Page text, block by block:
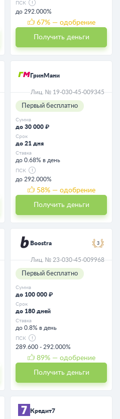
ПСК
до 292.000%
67% — одобрение
Получить деньги
ГринМани
Лиц. № 19-030-45-009345
Первый бесплатно
Сумма
до 30 000 ₽
Срок
до 21 дня
Ставка
до 0.68% в день
ПСК
до 292.000%
58% — одобрение
Получить деньги
Boostra 3
Лиц. № 23-030-45-009968
Первый бесплатно
Сумма
до 100 000 ₽
Срок
до 180 дней
Ставка
до 0.8% в день
ПСК
289.600 - 292.000%
89% — одобрение
Получить деньги
Кредит7